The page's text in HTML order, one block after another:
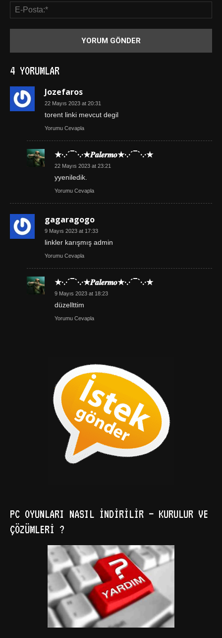
4 YORUMLAR
Jozefaros
22 Mayıs 2023 at 20:31
torent linki mevcut degil
Yorumu Cevapla
★·.·´¯`·.·★𝑷𝒂𝒍𝒆𝒓𝒎𝒐★·.·´¯`·.·★
22 Mayıs 2023 at 23:21
yyeniledik.
Yorumu Cevapla
gagaragogo
9 Mayıs 2023 at 17:33
linkler karışmış admin
Yorumu Cevapla
★·.·´¯`·.·★𝑷𝒂𝒍𝒆𝒓𝒎𝒐★·.·´¯`·.·★
9 Mayıs 2023 at 18:23
düzellttim
Yorumu Cevapla
PC OYUNLARI NASIL İNDIRILIR – KURULUR VE
ÇÖZÜMLERI ?